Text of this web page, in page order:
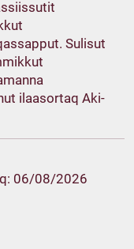
Sulisut
ilaasortaq Aki-
06/08/2026